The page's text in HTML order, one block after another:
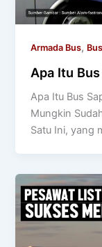
Armada Bus, Bus
Apa Itu
Apa Itu Bus
Mungkin
Satu Ini, yang